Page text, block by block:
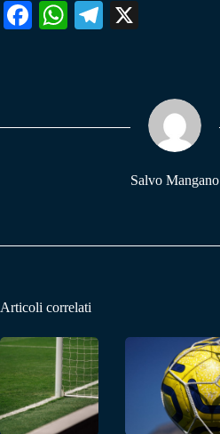
Fa W
pp
Te
m
Salvo Mangano
Articoli correlati